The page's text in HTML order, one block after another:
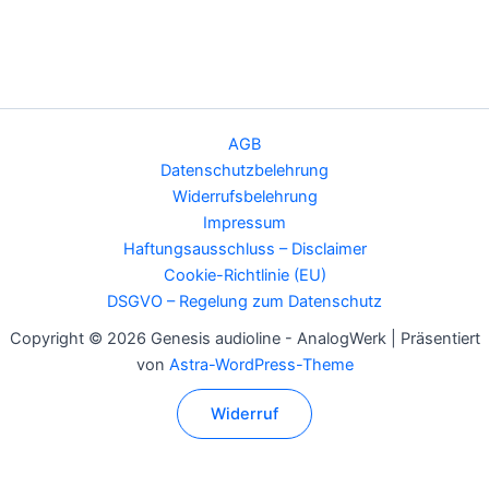
AGB
Datenschutzbelehrung
Widerrufsbelehrung
Impressum
Haftungsausschluss – Disclaimer
Cookie-Richtlinie (EU)
DSGVO – Regelung zum Datenschutz
Copyright © 2026 Genesis audioline - AnalogWerk | Präsentiert
von Astra-WordPress-Theme
Widerruf